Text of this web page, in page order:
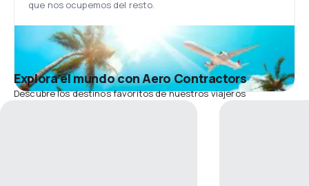
que nos ocupemos del resto.
Explora el mundo con Aero Contractors
Descubre los destinos favoritos de nuestros viajeros